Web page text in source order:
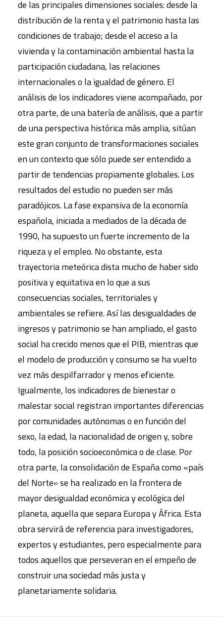
de las principales dimensiones sociales: desde la
distribución de la renta y el patrimonio hasta las
condiciones de trabajo; desde el acceso a la
vivienda y la contaminación ambiental hasta la
participación ciudadana, las relaciones
internacionales o la igualdad de género. El
análisis de los indicadores viene acompañado, por
otra parte, de una batería de análisis, que a partir
de una perspectiva histórica más amplia, sitúan
este gran conjunto de transformaciones sociales
en un contexto que sólo puede ser entendido a
partir de tendencias propiamente globales. Los
resultados del estudio no pueden ser más
paradójicos. La fase expansiva de la economía
española, iniciada a mediados de la década de
1990, ha supuesto un fuerte incremento de la
riqueza y el empleo. No obstante, esta
trayectoria meteórica dista mucho de haber sido
positiva y equitativa en lo que a sus
consecuencias sociales, territoriales y
ambientales se refiere. Así las desigualdades de
ingresos y patrimonio se han ampliado, el gasto
social ha crecido menos que el PIB, mientras que
el modelo de producción y consumo se ha vuelto
vez más despilfarrador y menos eficiente.
Igualmente, los indicadores de bienestar o
malestar social registran importantes diferencias
por comunidades autónomas o en función del
sexo, la edad, la nacionalidad de origen y, sobre
todo, la posición socioeconómica o de clase. Por
otra parte, la consolidación de España como «país
del Norte» se ha realizado en la frontera de
mayor desigualdad económica y ecológica del
planeta, aquella que separa Europa y África. Esta
obra servirá de referencia para investigadores,
expertos y estudiantes, pero especialmente para
todos aquellos que perseveran en el empeño de
construir una sociedad más justa y
planetariamente solidaria.